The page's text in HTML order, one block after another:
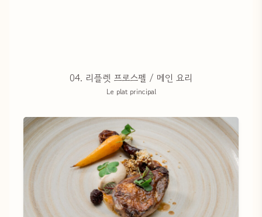
04. 리플렛 프로스펠 / 메인 요리
Le plat principal